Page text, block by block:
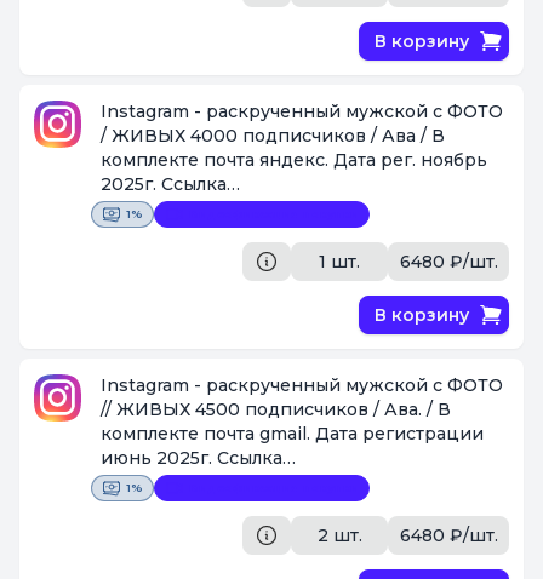
В корзину
Instagram - раскрученный мужской с ФОТО
/ ЖИВЫХ 4000 подписчиков / Ава / В
комплекте почта яндекс. Дата рег. ноябрь
2025г. Ссылка
https://www.instagram.com/timur_smarin
[Поставщик #1087]
1%
1 шт. 6480 ₽/шт.
В корзину
Instagram - раскрученный мужской с ФОТО
// ЖИВЫХ 4500 подписчиков / Ава. / В
комплекте почта gmail. Дата регистрации
июнь 2025г. Ccылка
https://www.instagram.com/timur_delzov
[Поставщик #1087]
1%
2 шт. 6480 ₽/шт.